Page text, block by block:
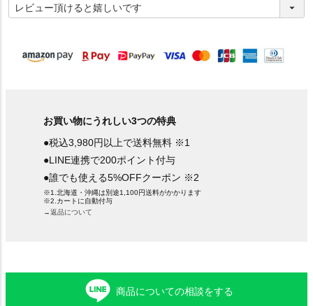
必
須
お買い物にうれしい3つの特典
●税込3,980円以上で送料無料 ※1
●LINE連携で200ポイント付与
●誰でも使える5%OFFクーポン ※2
※1.北海道・沖縄は別途1,100円送料がかかります
※2.カートに自動付与
→返品について
商品についての相談をする